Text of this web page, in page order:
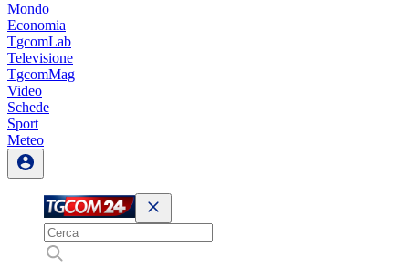
Mondo
Economia
TgcomLab
Televisione
TgcomMag
Video
Schede
Sport
Meteo